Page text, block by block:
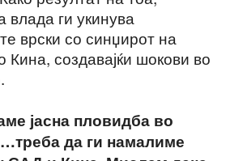
влада ги укинува
врски со синџирот на
Кина, создавајќи шокови во
јасна пловидба во
да ги намалиме